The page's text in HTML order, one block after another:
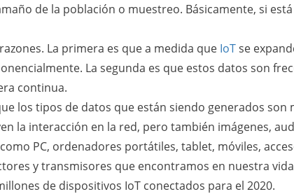
de la población o muestreo. Básicamente, si
La primera es que a medida que IoTse
La segunda es que estos datos son
continua.
los tipos de datos que están siendo generados son
la interacción en la red, pero también imágenes,
PC, ordenadores portátiles, tablet, móviles,
y transmisores que encontramos en nuestra
de dispositivos IoT conectados para el 2020.